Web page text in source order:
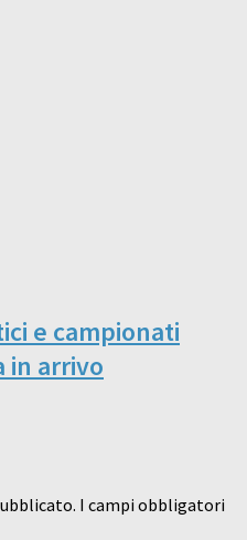
e campionati
in arrivo
I campi obbligatori